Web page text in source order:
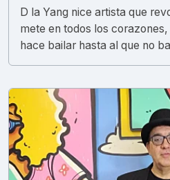
D la Yang nice artista que
mete en todos los
hace bailar hasta al que no